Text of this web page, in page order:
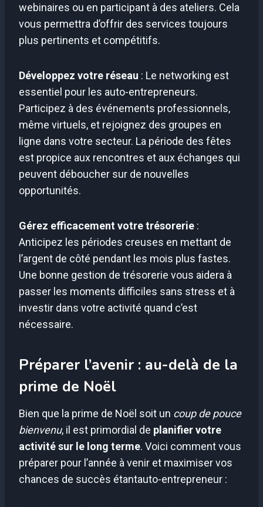
webinaires ou en participant à des ateliers. Cela
vous permettra d’offrir des services toujours
plus pertinents et compétitifs.
Développez votre réseau : Le networking est
essentiel pour les auto-entrepreneurs.
Participez à des événements professionnels,
même virtuels, et rejoignez des groupes en
ligne dans votre secteur. La période des fêtes
est propice aux rencontres et aux échanges qui
peuvent déboucher sur de nouvelles
opportunités.
Gérez efficacement votre trésorerie :
Anticipez les périodes creuses en mettant de
l’argent de côté pendant les mois plus fastes.
Une bonne gestion de trésorerie vous aidera à
passer les moments difficiles sans stress et à
investir dans votre activité quand c’est
nécessaire.
Préparer l’avenir : au-delà de la
prime de Noël
Bien que la prime de Noël soit un coup de pouce
bienvenu, il est primordial de planifier votre
activité sur le long terme. Voici comment vous
préparer pour l’année à venir et maximiser vos
chances de succès étantauto-entrepreneur :